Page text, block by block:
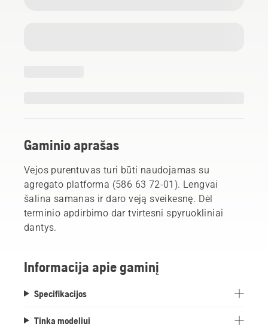
Gaminio aprašas
Vejos purentuvas turi būti naudojamas su
agregato platforma (586 63 72-01). Lengvai
šalina samanas ir daro veją sveikesnę. Dėl
terminio apdirbimo dar tvirtesni spyruokliniai
dantys.
Informacija apie gaminį
Specifikacijos
Tinka modeliui